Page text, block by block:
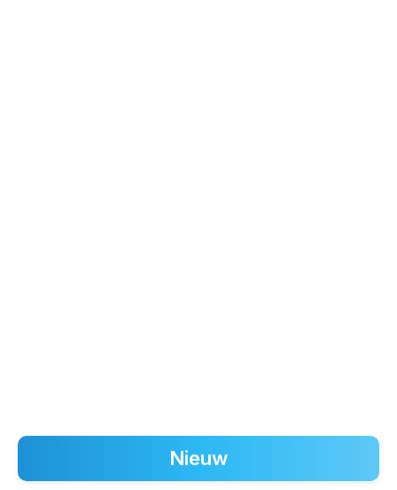
Nieuw